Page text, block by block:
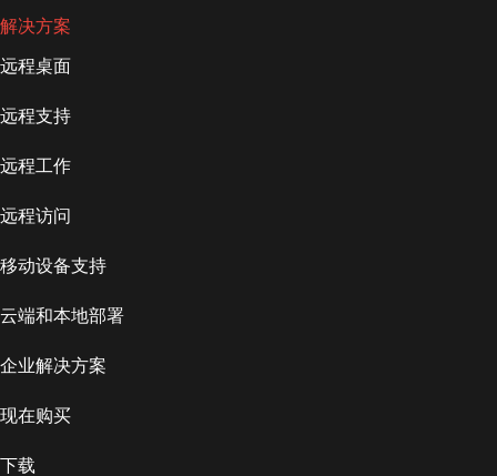
解决方案
远程桌面
远程支持
远程工作
远程访问
移动设备支持
云端和本地部署
企业解决方案
现在购买
下载